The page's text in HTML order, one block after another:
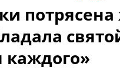
каждого»